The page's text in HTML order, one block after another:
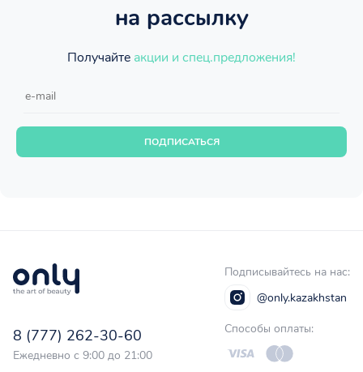
на рассылку
Получайте акции и спец.предложения!
ПОДПИСАТЬСЯ
8 (777) 262-30-60
Ежедневно с 9:00 до 21:00
Подписывайтесь на нас:
@only.kazakhstan
Способы оплаты: